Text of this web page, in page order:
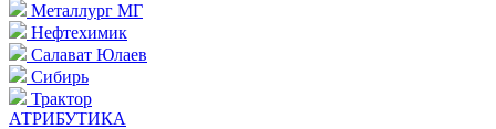
Металлург МГ
Нефтехимик
Салават Юлаев
Сибирь
Трактор
АТРИБУТИКА